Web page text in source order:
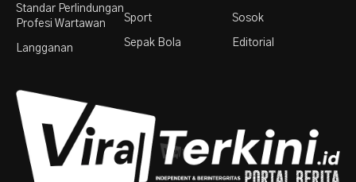
Standar Perlindungan
Profesi Wartawan
Langganan
Sport
Sepak Bola
Sosok
Editorial